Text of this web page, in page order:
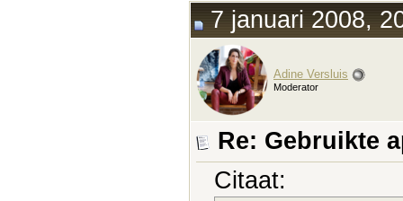
7 januari 2008,
Adine Versluis
Moderator
Re: Gebruikte
Citaat: